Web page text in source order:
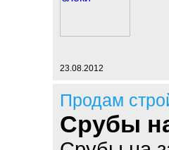
23.08.2012
Продам
Срубы